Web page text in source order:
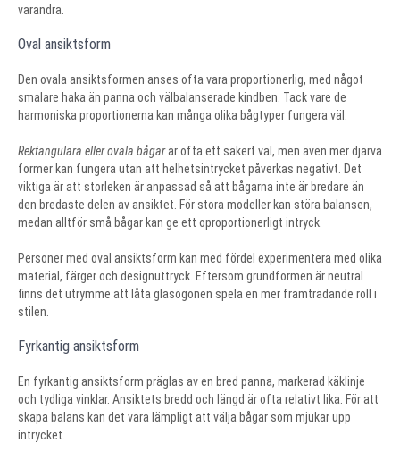
varandra.
Oval ansiktsform
Den ovala ansiktsformen anses ofta vara proportionerlig, med något
smalare haka än panna och välbalanserade kindben. Tack vare de
harmoniska proportionerna kan många olika bågtyper fungera väl.
Rektangulära eller ovala bågarär ofta ett säkert val, men även mer djärva
former kan fungera utan att helhetsintrycket påverkas negativt. Det
viktiga är att storleken är anpassad så att bågarna inte är bredare än
den bredaste delen av ansiktet. För stora modeller kan störa balansen,
medan alltför små bågar kan ge ett oproportionerligt intryck.
Personer med oval ansiktsform kan med fördel experimentera med olika
material, färger och designuttryck. Eftersom grundformen är neutral
finns det utrymme att låta glasögonen spela en mer framträdande roll i
stilen.
Fyrkantig ansiktsform
En fyrkantig ansiktsform präglas av en bred panna, markerad käklinje
och tydliga vinklar. Ansiktets bredd och längd är ofta relativt lika. För att
skapa balans kan det vara lämpligt att välja bågar som mjukar upp
intrycket.